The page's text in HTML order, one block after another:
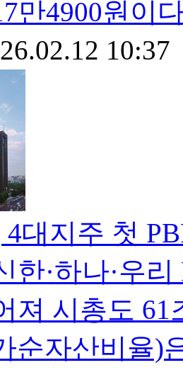
만4900원이
10:37
4대지주 첫
한·하나·우
져 시총도
순자산비율)